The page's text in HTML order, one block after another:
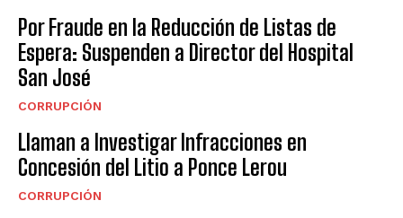
Por Fraude en la Reducción de Listas de
Espera: Suspenden a Director del Hospital
San José
CORRUPCIÓN
Llaman a Investigar Infracciones en
Concesión del Litio a Ponce Lerou
CORRUPCIÓN